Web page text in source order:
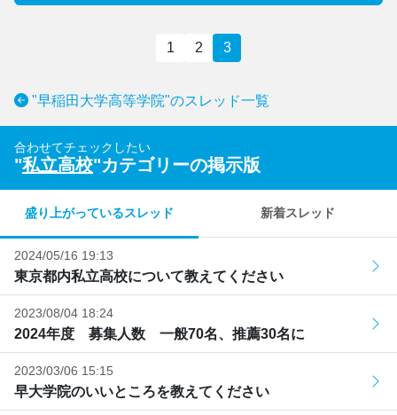
1 2 3
"早稲田大学高等学院"のスレッド一覧
合わせてチェックしたい
"私立高校"カテゴリーの掲示版
盛り上がっているスレッド 新着スレッド
2024/05/16 19:13
東京都内私立高校について教えてください
2023/08/04 18:24
2024年度 募集人数 一般70名、推薦30名に
2023/03/06 15:15
早大学院のいいところを教えてください